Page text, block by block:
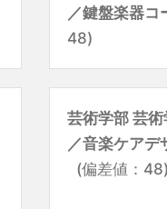
／鍵盤楽器コ
48)
芸術学部 芸
／音楽ケアデ
(偏差値：48)